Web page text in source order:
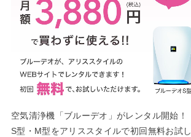
空気清浄機「ブルーデオ」がレンタル開始！
S型・M型をアリススタイルで初回無料お試し